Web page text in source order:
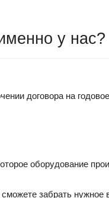
у нас?
договора на
оборудование
забрать